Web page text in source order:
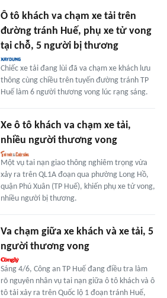
Ô tô khách va chạm xe tải trên
đường tránh Huế, phụ xe tử vong
tại chỗ, 5 người bị thương
Chiếc xe tải đang lùi đã va chạm xe khách lưu
thông cùng chiều trên tuyến đường tránh TP
Huế làm 6 người thương vong lúc rạng sáng.
Xe ô tô khách va chạm xe tải,
nhiều người thương vong
Một vụ tai nạn giao thông nghiêm trọng vừa
xảy ra trên QL1A đoạn qua phường Long Hồ,
quận Phú Xuân (TP Huế), khiến phụ xe tử vong,
nhiều người bị thương.
Va chạm giữa xe khách và xe tải, 5
người thương vong
Sáng 4/6, Công an TP Huế đang điều tra làm
rõ nguyên nhân vụ tai nạn giữa ô tô khách và ô
tô tải xảy ra trên Quốc lộ 1 đoạn tránh Huế,